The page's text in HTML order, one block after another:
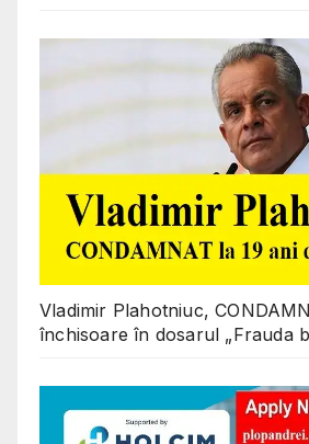
Vladimir Plahotniuc,
închisoare în dosarul „Frauda